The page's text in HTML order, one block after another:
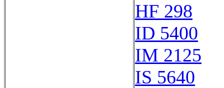
HF 298
ID 5400
IM 2125
IS 5640